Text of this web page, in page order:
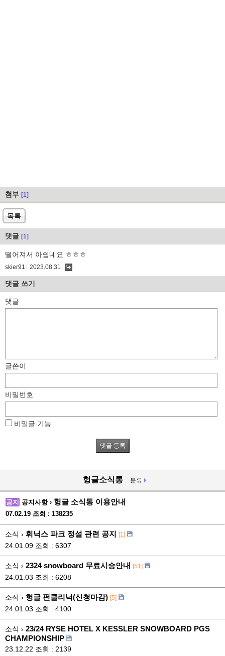
첨부 [1]
목록
댓글 [1]
떨어져서 아쉽네요 ㅎㅎㅎ
skier91 2023.08.31
댓글 쓰기
댓글
글쓴이
비밀번호
비밀글 기능
헝글소식통 분류
공지 공지사항 › 헝글 소식통 이용안내
07.02.19 조회 : 138235
소식 › 휘닉스 파크 정설 관련 공지 [1]
24.01.09 조회 : 6307
소식 › 2324 snowboard 무료시승안내 [51]
24.01.03 조회 : 6208
소식 › 헝글 펀클리닉(신청마감) [5]
24.01.03 조회 : 4100
소식 › 23/24 RYSE HOTEL X KESSLER SNOWBOARD PGS
CHAMPIONSHIP
23.12.22 조회 : 2139